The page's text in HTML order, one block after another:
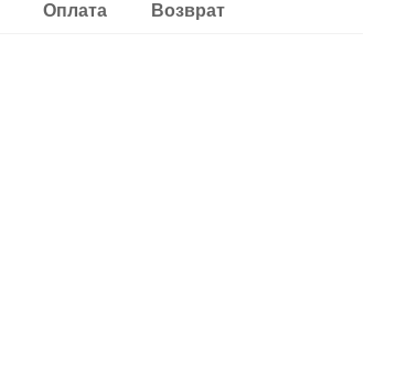
Оплата Возврат